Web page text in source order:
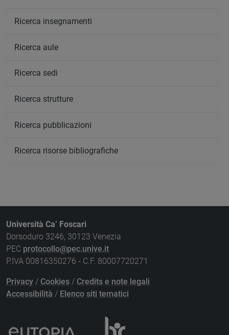
Ricerca insegnamenti
Ricerca aule
Ricerca sedi
Ricerca strutture
Ricerca pubblicazioni
Ricerca risorse bibliografiche
Università Ca’ Foscari
Dorsoduro 3246, 30123 Venezia
PEC protocollo@pec.unive.it
P.IVA 00816350276 - C.F. 80007720271
Privacy / Cookies / Credits e note legali
Accessibilità / Elenco siti tematici